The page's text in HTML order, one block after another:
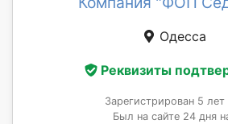
Одесса
Реквизиты
Зарегистрирован 5 лет
Был на сайте 24 дня